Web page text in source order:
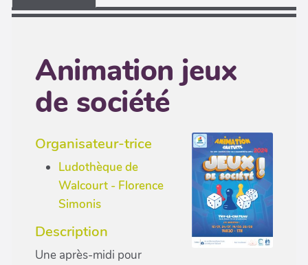
Animation jeux
de société
Organisateur-trice
Ludothèque de
Walcourt - Florence
Simonis
Description
Une après-midi pour